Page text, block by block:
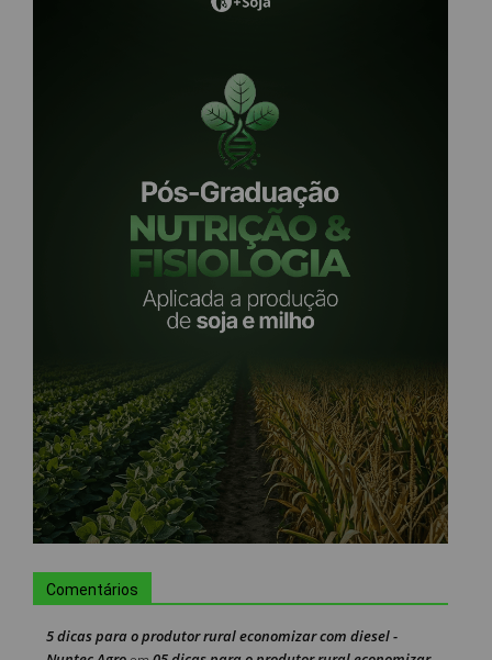
Comentários
5 dicas para o produtor rural economizar com diesel -